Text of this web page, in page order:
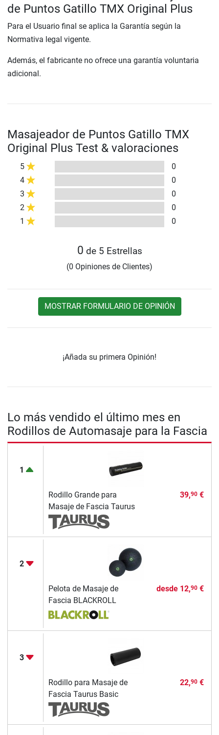
de Puntos Gatillo TMX Original Plus
Para el Usuario final se aplica la Garantía según la
Normativa legal vigente.
Además, el fabricante no ofrece una garantía voluntaria
adicional.
Masajeador de Puntos Gatillo TMX
Original Plus Test & valoraciones
5
0
4
0
3
0
2
0
1
0
0 de 5 Estrellas
(0 Opiniones de Clientes)
MOSTRAR FORMULARIO DE OPINIÓN
¡Añada su primera Opinión!
Lo más vendido el último mes en
Rodillos de Automasaje para la Fascia
1
Rodillo Grande para
Masaje de Fascia Taurus
39,90€
2
Pelota de Masaje de
Fascia BLACKROLL
desde 12,90€
3
Rodillo para Masaje de
Fascia Taurus Basic
22,90€